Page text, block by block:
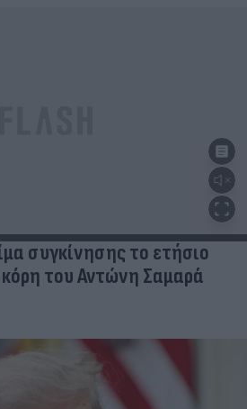
συγκίνησης το ετήσιο
του Αντώνη Σαμαρά